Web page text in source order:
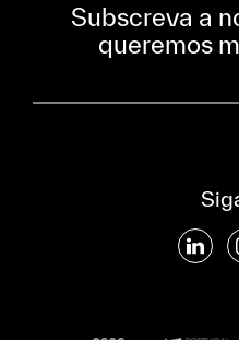
Subscreva a
queremos
Subscreva a nossa